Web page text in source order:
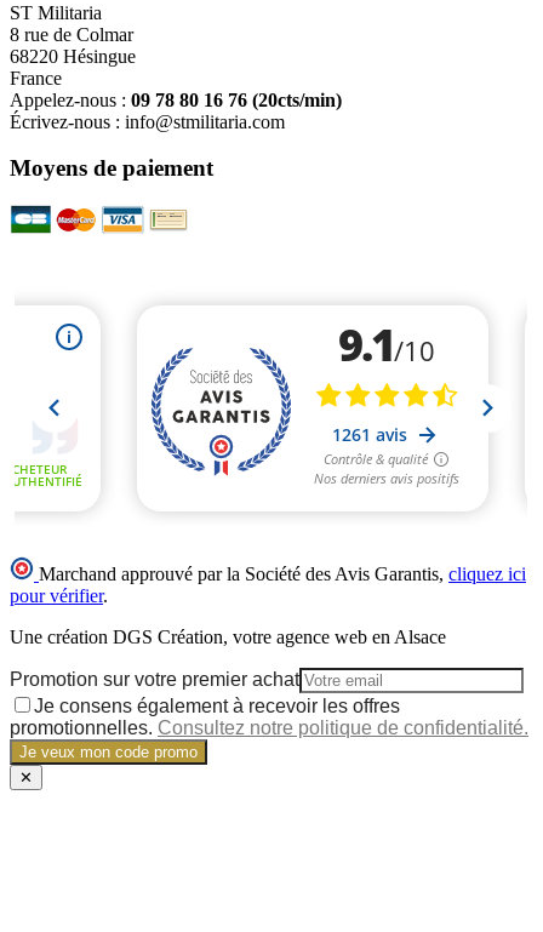
ST Militaria
8 rue de Colmar
68220 Hésingue
France
Appelez-nous : 09 78 80 16 76 (20cts/min)
Écrivez-nous : info@stmilitaria.com
Moyens de paiement
Marchand approuvé par la Société des Avis Garantis, cliquez ici
pour vérifier.
Une création DGS Création, votre agence web en Alsace
Promotion sur votre premier achat
Je consens également à recevoir les offres
promotionnelles. Consultez notre politique de confidentialité.
Je veux mon code promo
✕